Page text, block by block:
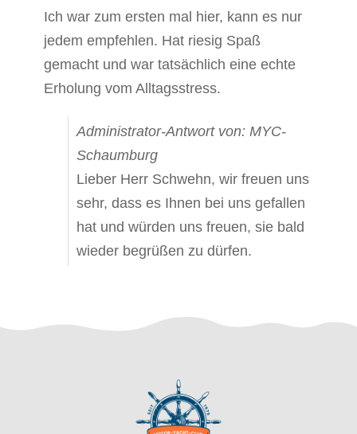
Ich war zum ersten mal hier, kann es nur
jedem empfehlen. Hat riesig Spaß
gemacht und war tatsächlich eine echte
Erholung vom Alltagsstress.
Administrator-Antwort von: MYC-
Schaumburg
Lieber Herr Schwehn, wir freuen uns
sehr, dass es Ihnen bei uns gefallen
hat und würden uns freuen, sie bald
wieder begrüßen zu dürfen.